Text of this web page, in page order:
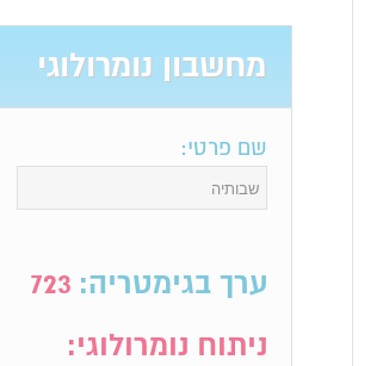
מחשבון נומרולוגי
שם פרטי:
ערך בגימטריה: 723
ניתוח נומרולוגי: